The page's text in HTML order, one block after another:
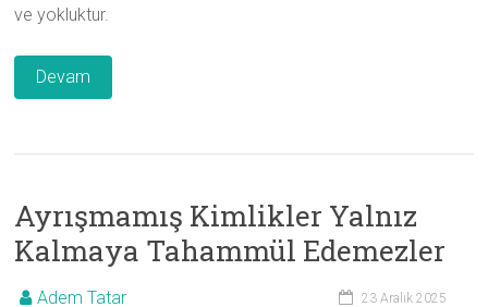
ve yokluktur.
Devam
Ayrışmamış Kimlikler Yalnız
Kalmaya Tahammül Edemezler
Adem Tatar 23 Aralık 2025